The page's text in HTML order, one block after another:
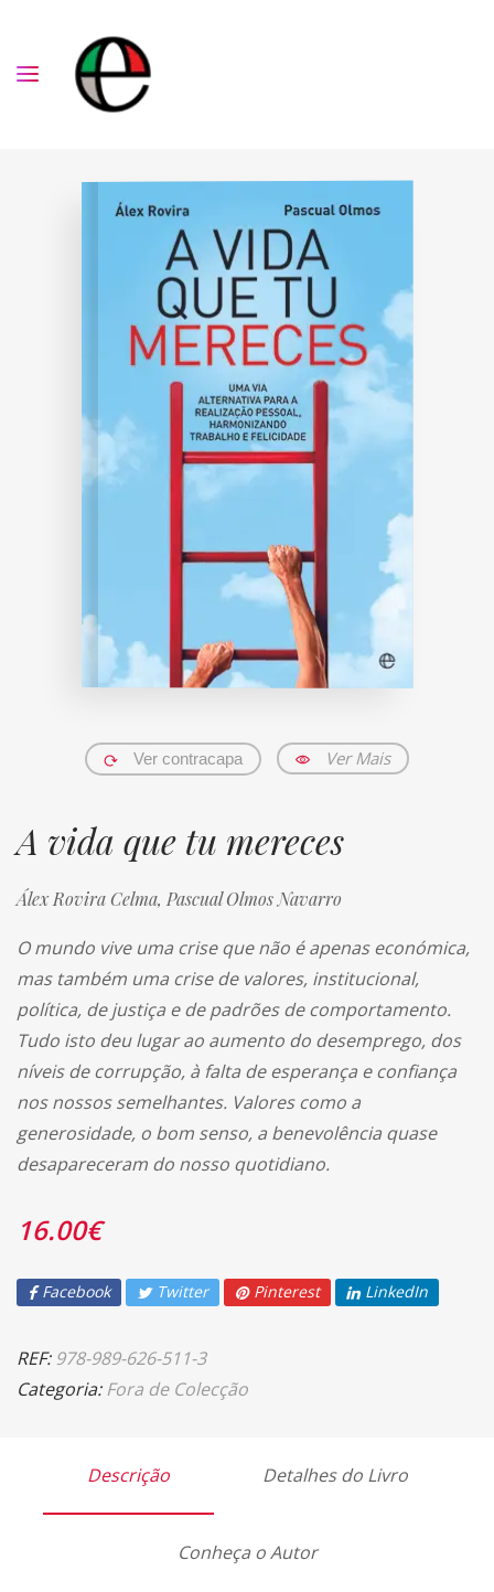
Ver contracapa Ver Mais
A vida que tu mereces
Álex Rovira Celma, Pascual Olmos Navarro
O mundo vive uma crise que não é apenas económica,
mas também uma crise de valores, institucional,
política, de justiça e de padrões de comportamento.
Tudo isto deu lugar ao aumento do desemprego, dos
níveis de corrupção, à falta de esperança e confiança
nos nossos semelhantes. Valores como a
generosidade, o bom senso, a benevolência quase
desapareceram do nosso quotidiano.
16.00€
Facebook Twitter Pinterest LinkedIn
REF:978-989-626-511-3
Categoria:Fora de Colecção
Descrição Detalhes do Livro
Conheça o Autor